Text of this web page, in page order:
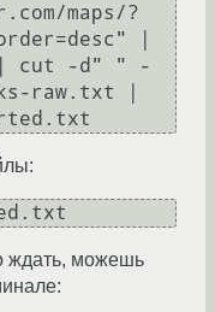
maps/?
|
| cut -d" " -
raw.txt |
ждать, можешь